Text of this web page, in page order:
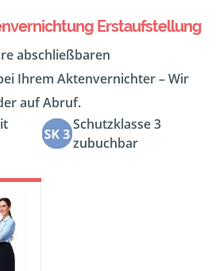
Erstaufstellung
abschließbaren
Ihrem Aktenvernichter – Wir
auf Abruf.
Schutzklasse 3
zubuchbar